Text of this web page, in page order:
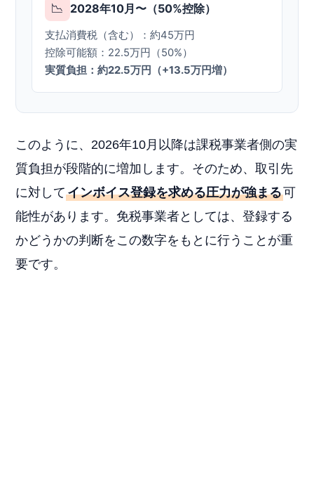
📉 2028年10月〜（50%控除）
支払消費税（含む）：約45万円
控除可能額：22.5万円（50%）
実質負担：約22.5万円（+13.5万円増）
このように、2026年10月以降は課税事業者側の実
質負担が段階的に増加します。そのため、取引先
に対してインボイス登録を求める圧力が強まる可
能性があります。免税事業者としては、登録する
かどうかの判断をこの数字をもとに行うことが重
要です。